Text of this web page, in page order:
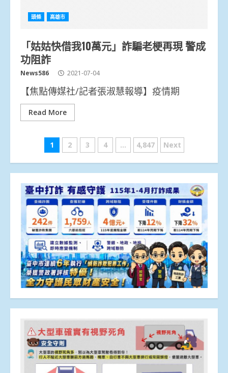
頭條 高雄市
「姑姑快借我10萬元」詐騙老梗再現 警成
功阻詐
News586 2021-07-04
【焦點傳媒社/記者張淑慧報導】疫情期
Read More
文
章
分
頁
1 2 3 4 ... 4,847 Next